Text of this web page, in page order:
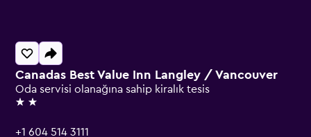
Canadas Best Value Inn Langley / Vancouver
Oda servisi olanağına sahip kiralık tesis
2 yıldız
+1 604 514 3111